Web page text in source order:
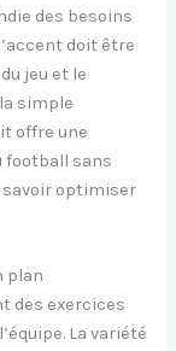
des besoins
doit être
jeu et le
simple
offre une
football sans
savoir optimiser
plan
des exercices
La variété